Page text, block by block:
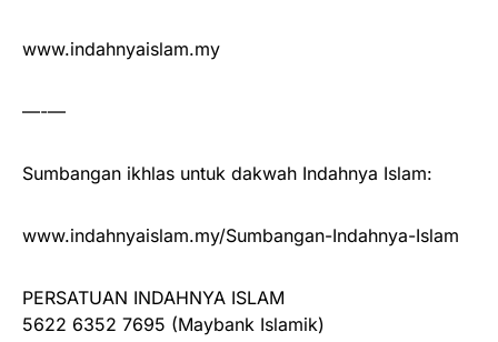
www.indahnyaislam.my
—-—
Sumbangan ikhlas untuk dakwah Indahnya Islam:
www.indahnyaislam.my/Sumbangan-Indahnya-Islam
PERSATUAN INDAHNYA ISLAM
5622 6352 7695 (Maybank Islamik)